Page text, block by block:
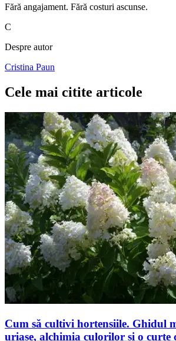
Fără angajament. Fără costuri ascunse.
C
Despre autor
Cristina Paun
Cele mai citite articole
Cum să cultivi hortensiile. Ghidul
uriașe, alchimia culorilor și o curte